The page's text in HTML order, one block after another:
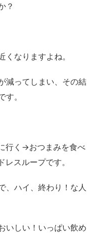
？
くなりますよね。
減ってしまい、その結
。
行く→おつまみを食べ
スループです。
、ハイ、終わり！な人
いしい！いっぱい飲め